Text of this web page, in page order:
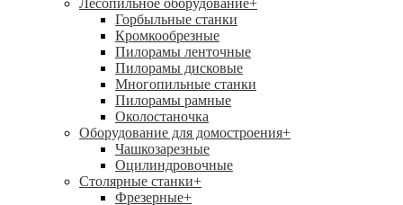
Лесопильное оборудование+
Горбыльные станки
Кромкообрезные
Пилорамы ленточные
Пилорамы дисковые
Многопильные станки
Пилорамы рамные
Околостаночка
Оборудование для домостроения+
Чашкозарезные
Оцилиндровочные
Столярные станки+
Фрезерные+